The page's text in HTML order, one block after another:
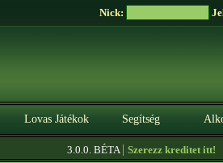
Nick:
Lovas Játékok Segítség
3.0.0. BÉTA|Szerezz kreditet itt!